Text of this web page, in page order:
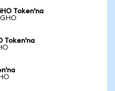
Token'na
Token'na